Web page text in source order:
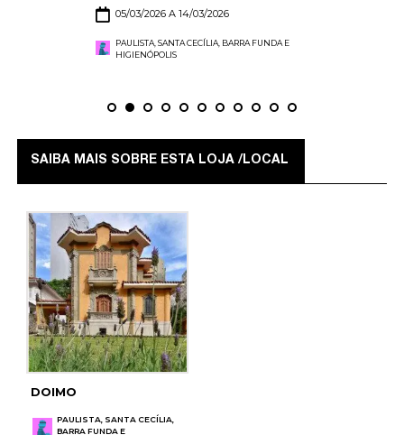
05/03/2026 A 14/03/2026
PAULISTA, SANTA CECÍLIA, BARRA FUNDA E
HIGIENÓPOLIS
SAIBA MAIS SOBRE ESTA LOJA /LOCAL
DOIMO
PAULISTA, SANTA CECÍLIA,
BARRA FUNDA E